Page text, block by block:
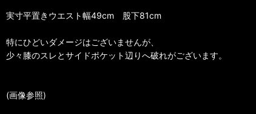
実寸平置きウエスト幅49cm 股下81cm
特にひどいダメージはございませんが、
少々膝のスレとサイドポケット辺りへ破れがございます。
(画像参照)